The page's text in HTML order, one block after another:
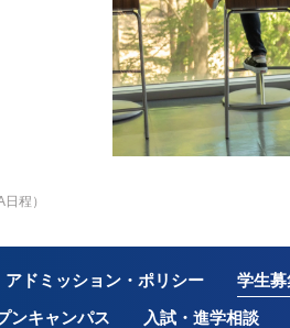
程）
アドミッション・ポリシー 学生
ンキャンパス 入試・進学相談